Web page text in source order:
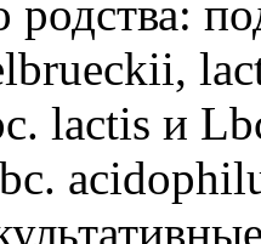
родства:
lactis и